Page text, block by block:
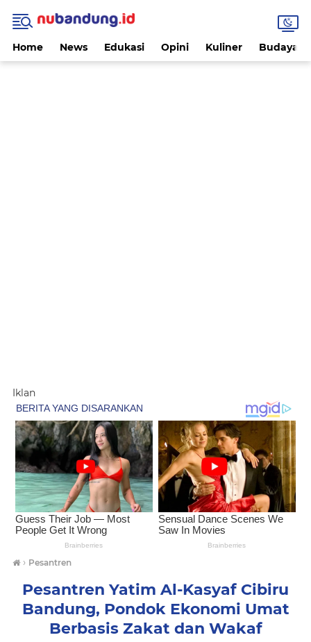
Home News Edukasi Opini Kuliner Budaya
Iklan
› Pesantren
Pesantren Yatim Al-Kasyaf Cibiru
Bandung, Pondok Ekonomi Umat
Berbasis Zakat dan Wakaf